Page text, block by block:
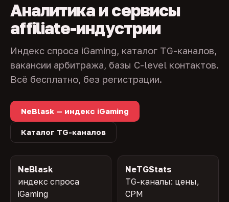
Аналитика и сервисы
affiliate-индустрии
Индекс спроса iGaming, каталог TG-каналов,
вакансии арбитража, базы C-level контактов.
Всё бесплатно, без регистрации.
NeBlask — индекс iGaming
Каталог TG-каналов
NeBlask
индекс спроса
iGaming
NeTGStats
TG-каналы: цены,
CPM